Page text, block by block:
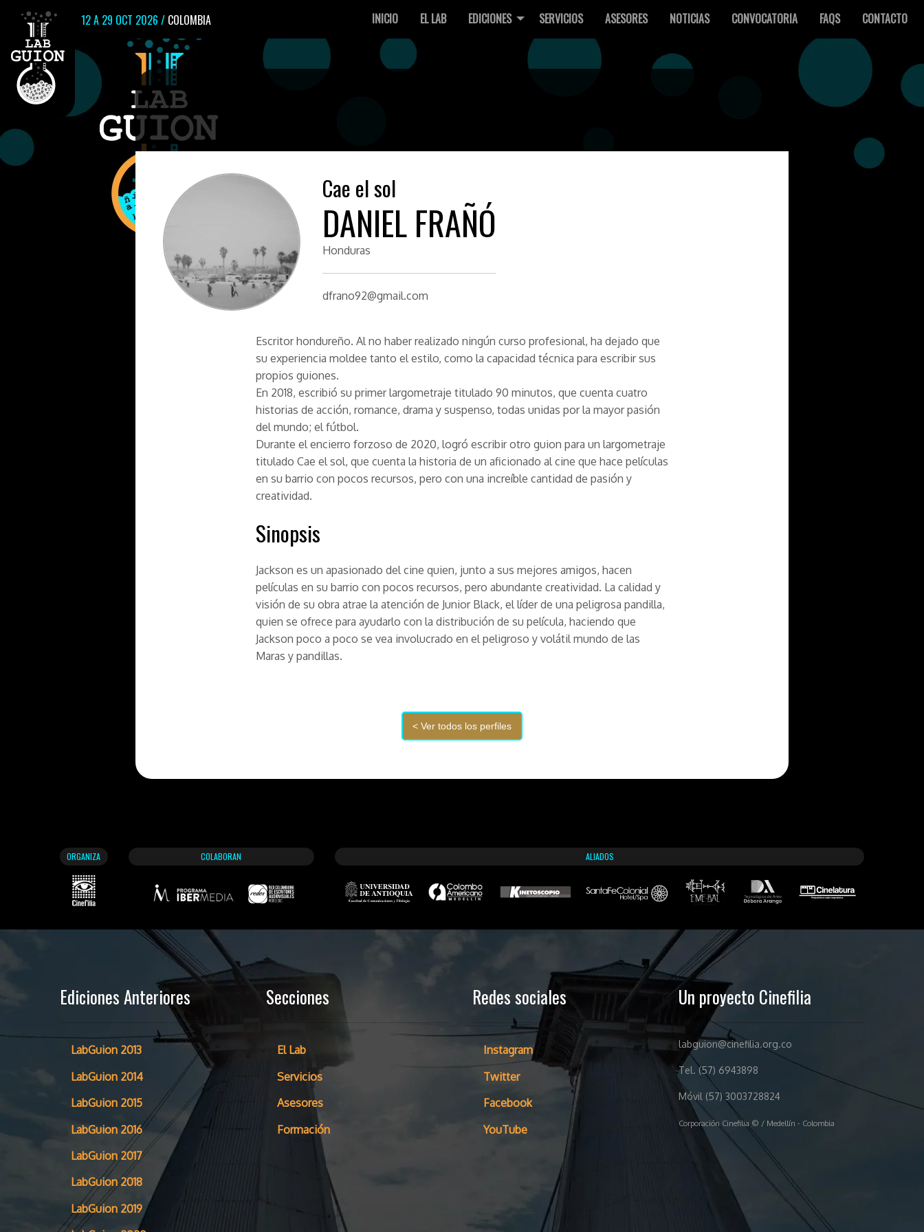
12 A 29 OCT 2026 / COLOMBIA INICIO EL LAB EDICIONES SERVICIOS ASESORES NOTICIAS CONVOCATORIA FAQS CONTACTO
Cae el sol
DANIEL FRAÑÓ
Honduras
dfrano92@gmail.com
Escritor hondureño. Al no haber realizado ningún curso profesional, ha dejado que
su experiencia moldee tanto el estilo, como la capacidad técnica para escribir sus
propios guiones.
En 2018, escribió su primer largometraje titulado 90 minutos, que cuenta cuatro
historias de acción, romance, drama y suspenso, todas unidas por la mayor pasión
del mundo; el fútbol.
Durante el encierro forzoso de 2020, logró escribir otro guion para un largometraje
titulado Cae el sol, que cuenta la historia de un aficionado al cine que hace películas
en su barrio con pocos recursos, pero con una increíble cantidad de pasión y
creatividad.
Sinopsis
Jackson es un apasionado del cine quien, junto a sus mejores amigos, hacen
películas en su barrio con pocos recursos, pero abundante creatividad. La calidad y
visión de su obra atrae la atención de Junior Black, el líder de una peligrosa pandilla,
quien se ofrece para ayudarlo con la distribución de su película, haciendo que
Jackson poco a poco se vea involucrado en el peligroso y volátil mundo de las
Maras y pandillas.
ORGANIZA COLABORAN ALIADOS
Ediciones Anteriores
LabGuion 2013
LabGuion 2014
LabGuion 2015
LabGuion 2016
LabGuion 2017
LabGuion 2018
LabGuion 2019
Secciones
El Lab
Servicios
Asesores
Formación
Redes sociales
Instagram
Twitter
Facebook
YouTube
Un proyecto Cinefilia
labguion@cinefilia.org.co
Tel. (57) 6943898
Móvil (57) 3003728824
Corporación Cinefilia © / Medellín - Colombia